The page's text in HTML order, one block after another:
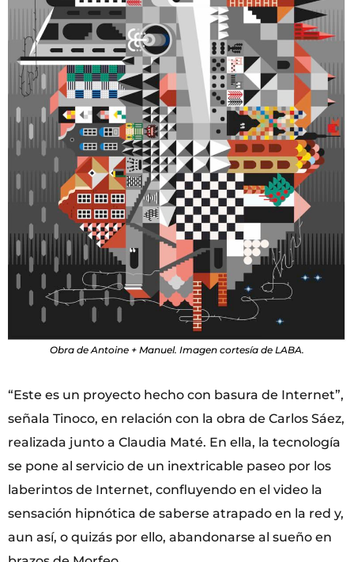
Obra de Antoine + Manuel. Imagen cortesía de LABA.
“Este es un proyecto hecho con basura de Internet”,
señala Tinoco, en relación con la obra de Carlos Sáez,
realizada junto a Claudia Maté. En ella, la tecnología
se pone al servicio de un inextricable paseo por los
laberintos de Internet, confluyendo en el video la
sensación hipnótica de saberse atrapado en la red y,
aun así, o quizás por ello, abandonarse al sueño en